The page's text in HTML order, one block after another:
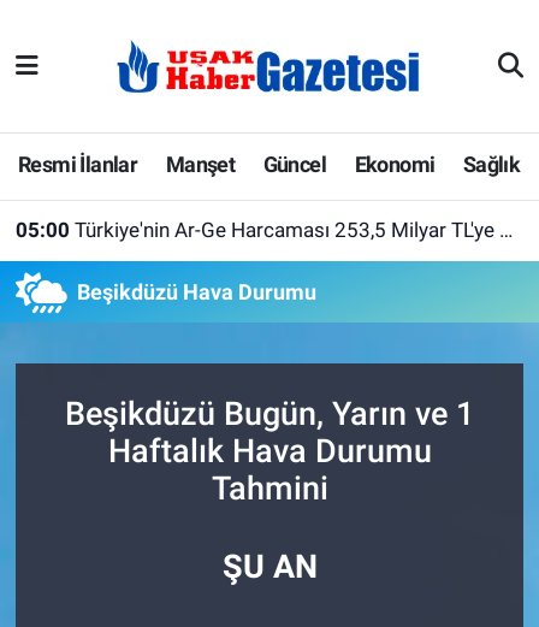
Resmi İlanlar Manşet Güncel Ekonomi Sağlık
05:00 Türkiye'nin Ar-Ge Harcaması 253,5 Milyar TL'ye Ulaştı! Üniversiteler İlk Sırada Yer Aldı
Beşikdüzü Hava Durumu
Beşikdüzü Bugün, Yarın ve 1
Haftalık Hava Durumu
Tahmini
ŞU AN
E-Gazete
Ekonomi
İlanlar
Köşe Yazarları
Uşak Hava Durumu
Uşak Trafik Yoğunluk Haritası
Haber Arşivi